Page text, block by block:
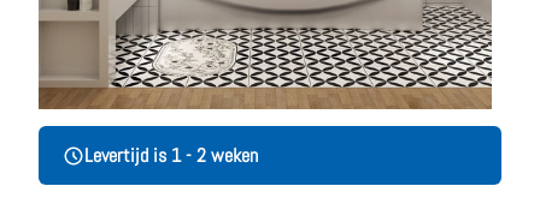
Levertijd is 1 - 2 weken